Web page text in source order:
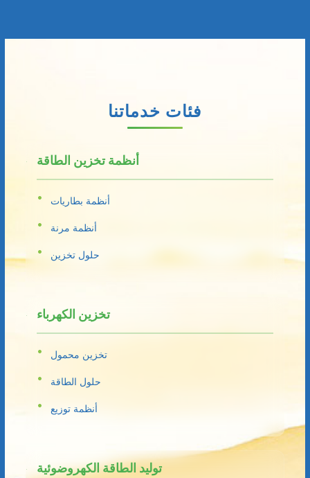
فئات خدماتنا
أنظمة تخزين الطاقة
أنظمة بطاريات
أنظمة مرنة
حلول تخزين
تخزين الكهرباء
تخزين محمول
حلول الطاقة
أنظمة توزيع
توليد الطاقة الكهروضوئية